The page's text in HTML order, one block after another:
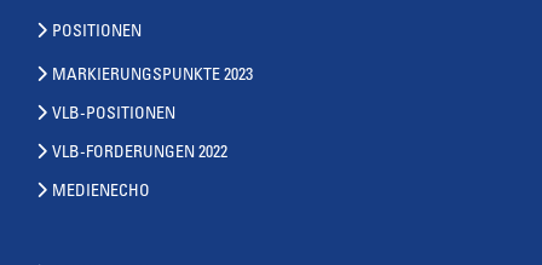
POSITIONEN
MARKIERUNGSPUNKTE 2023
VLB-POSITIONEN
VLB-FORDERUNGEN 2022
MEDIENECHO